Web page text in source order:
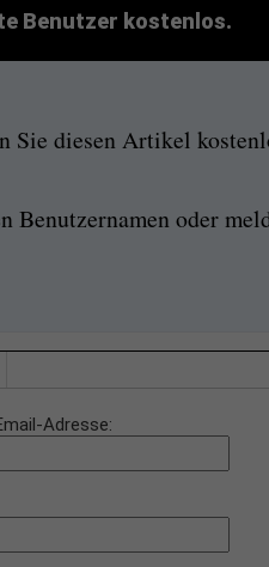
Benutzer kostenlos.
Sie diesen Artikel
Benutzernamen oder
Adresse